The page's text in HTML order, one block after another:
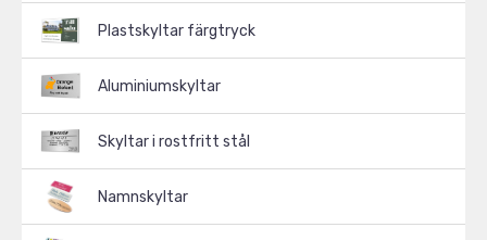
Plastskyltar färgtryck
Aluminiumskyltar
Skyltar i rostfritt stål
Namnskyltar